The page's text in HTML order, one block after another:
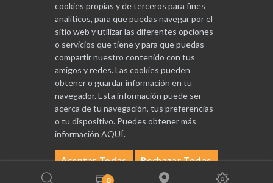
0
cookies propias y de terceros para fines
analíticos, para que puedas navegar por el
sitio web y utilizar las diferentes opciones
o servicios que tiene y para que puedas
compartir nuestro contenido con tus
amigos y redes. Las cookies pueden
obtener o guardar información en tu
navegador. Esta información puede ser
acerca de tu navegación, tus preferencias
o tu dispositivo. Puedes obtener más
información AQUÍ.
Aceptar Todas
Rechazar Todas
Configurar